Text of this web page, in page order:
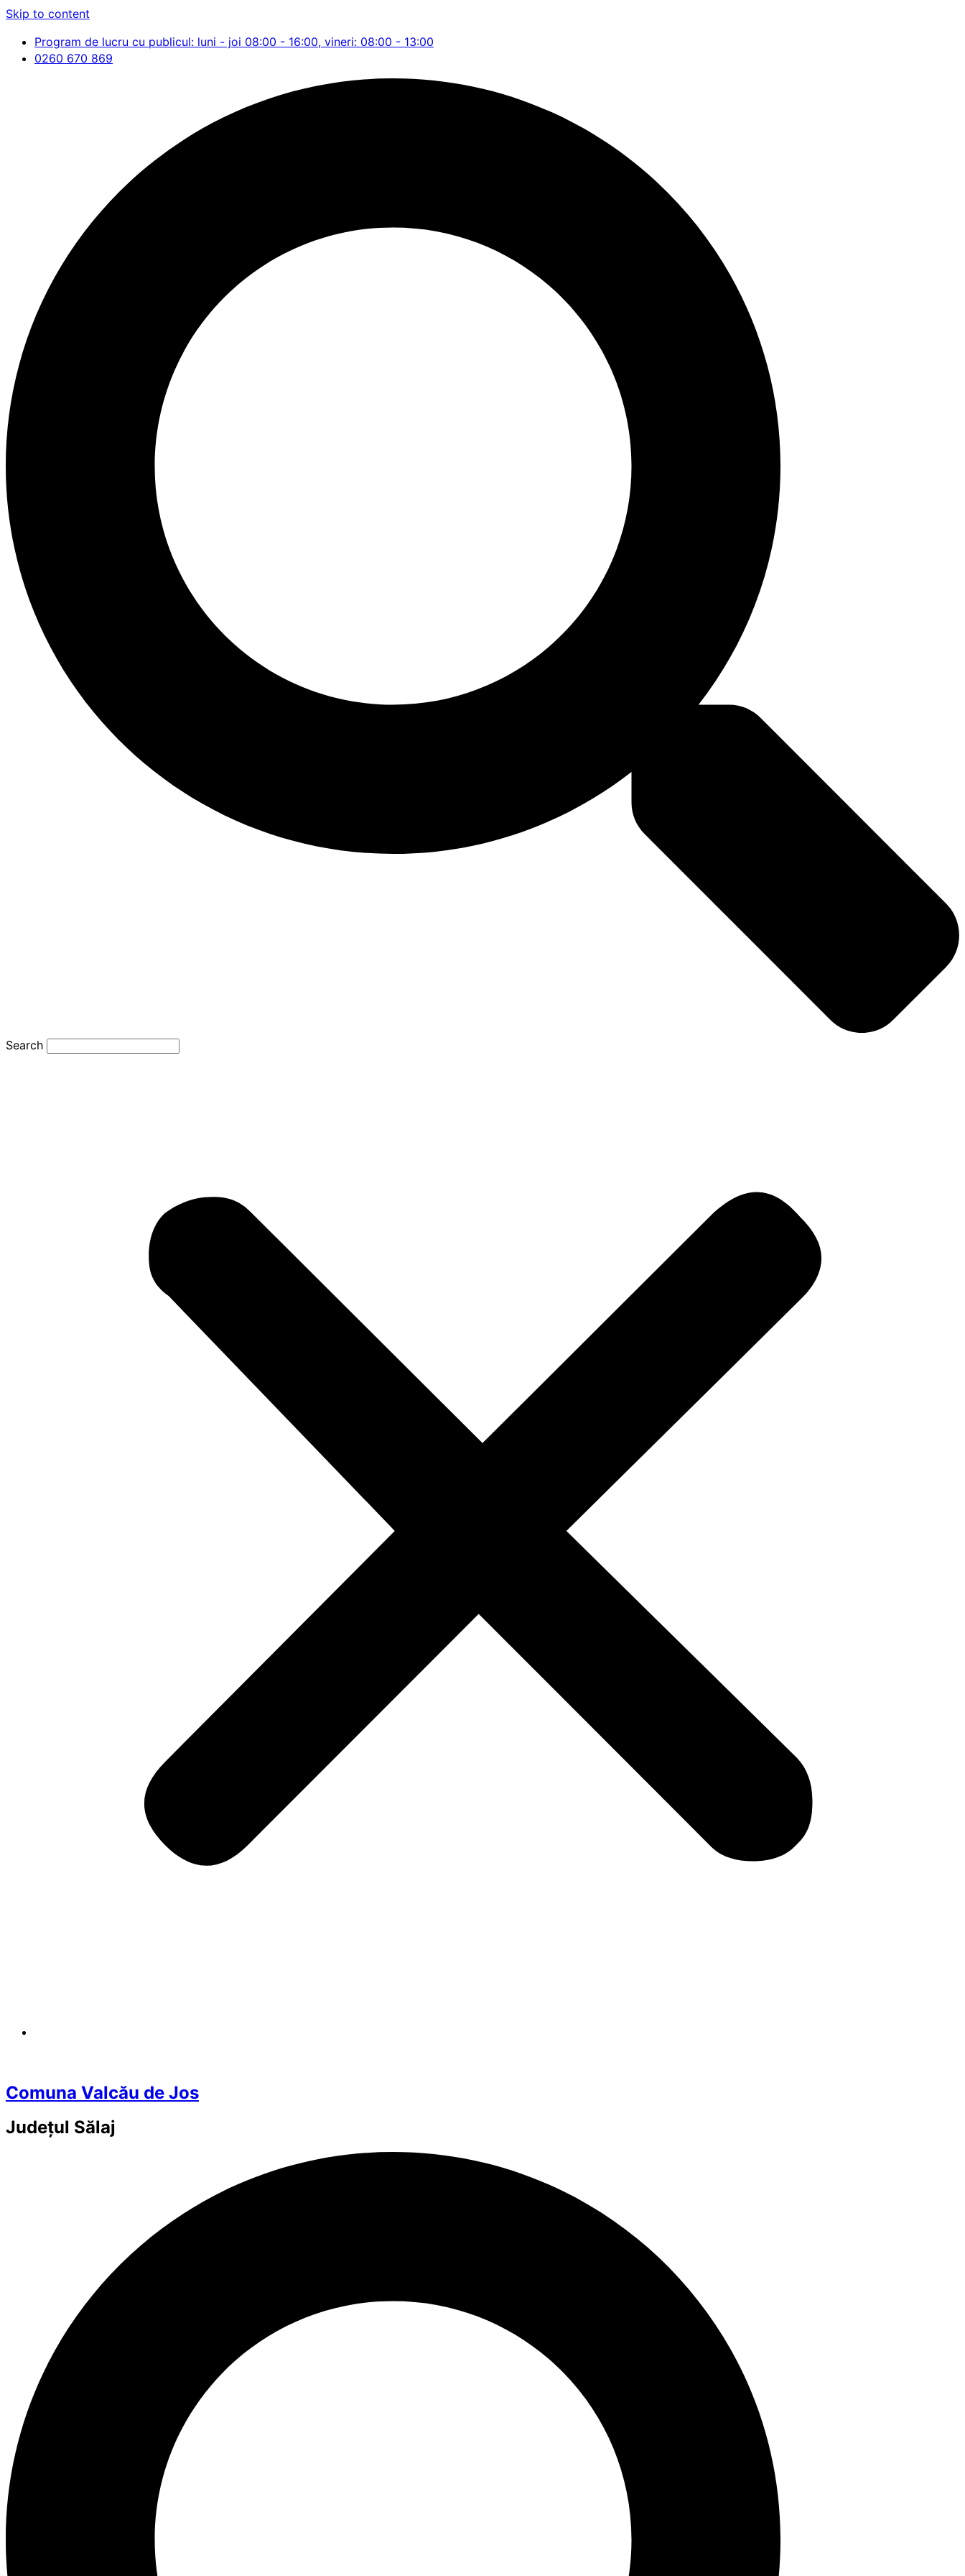
Skip to content
Program de lucru cu publicul: luni - joi 08:00 - 16:00, vineri: 08:00 - 13:00
0260 670 869
Search
Comuna Valcău de Jos
Județul Sălaj